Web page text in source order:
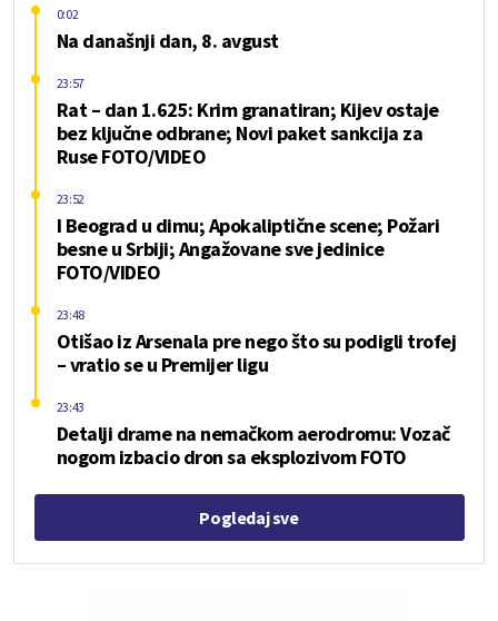
Na današnji dan, 8. avgust
0:02
Rat – dan 1.625: Krim granatiran; Kijev ostaje
bez ključne odbrane; Novi paket sankcija za
Ruse FOTO/VIDEO
23:57
I Beograd u dimu; Apokaliptične scene; Požari
besne u Srbiji; Angažovane sve jedinice
FOTO/VIDEO
23:52
Otišao iz Arsenala pre nego što su podigli trofej
– vratio se u Premijer ligu
23:48
Detalji drame na nemačkom aerodromu: Vozač
nogom izbacio dron sa eksplozivom FOTO
23:43
Pogledaj sve